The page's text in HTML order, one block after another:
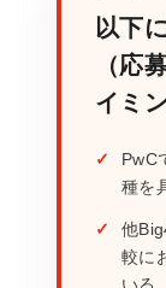
以下
（応
イミ
PwC
種を
他
較に